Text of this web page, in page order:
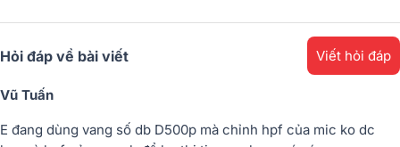
Hỏi đáp về bài viết Viết hỏi đáp
Vũ Tuấn
E đang dùng vang số db D500p mà chỉnh hpf của mic ko dc